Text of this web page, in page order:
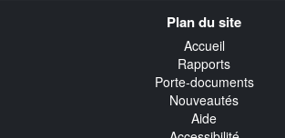
Plan du site
Accueil
Rapports
Porte-documents
Nouveautés
Aide